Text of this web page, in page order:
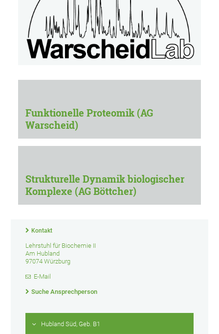
Funktionelle Proteomik (AG
Warscheid)
Strukturelle Dynamik biologischer
Komplexe (AG Böttcher)
Kontakt
Lehrstuhl für Biochemie II
Am Hubland
97074 Würzburg
E-Mail
Suche Ansprechperson
Hubland Süd, Geb. B1